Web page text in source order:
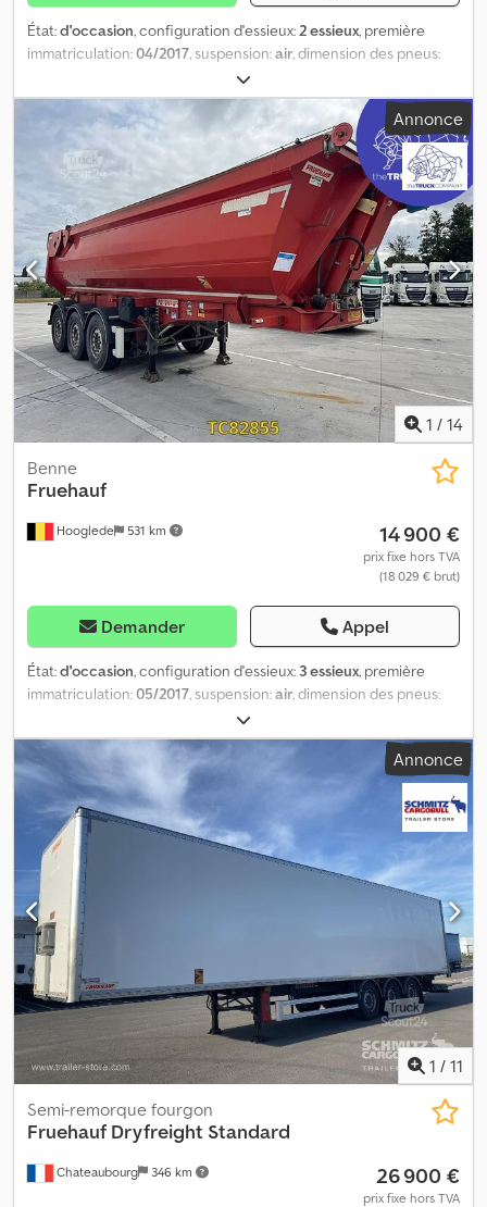
État:d'occasion, configuration d'essieux:2 essieux, première
immatriculation:04/2017, suspension:air, dimension des pneus:
, Année de construction:
Configuration des essieux Dimension des pneus : 255/60R19.5
Marque des essieux : SAF Freins : freins à disque Suspension :
suspension pneumatique Essieu arrière 1 : double monte ; profil
pneu gauche intérieur : 6 mm ; profil pneu gauche extérieur : 5
mm ; profil pneu droit intérieur : 5 mm ; profil pneu droit extérieur :
5 mm Essieu arrière 2 : double monte ; profil pneu gauche
intérieur : 6 mm ; profil pneu gauche extérieur : 5 mm ; profil pneu
droit intérieur : 5 mm ; profil pneu droit extérieur : 6 mm Poids
Poids à vide : 4 360 kg Charge utile : 14 640 kg PTAC : 19 000 kg
État Credpfx Aijzrb Hmoyjf Dommages : aucun
Annonce
1 / 14
Hooglede 531 km
Benne
Fruehauf
14 900 €
prix fixe hors TVA
(18 029 € brut)
Demander Appel
État:d'occasion, configuration d'essieux: 3 essieux, première
immatriculation:05/2017, suspension:air, dimension des pneus:
, Année de construction:
Configuration des essieux Dimensions des pneus : 385/65 R22.5
Marque des essieux : SAF Freins : freins à disque Suspension :
suspension pneumatique Crjdpfx Aijzra D Deyjf Essieu arrière 1 :
jantes en alliage léger ; essieu relevable ; profondeur de la bande
de roulement à gauche : 12 mm ; profondeur de la bande de
roulement à droite : 10 mm Essieu arrière 2 : jantes en alliage
léger ; profondeur de la bande de roulement à gauche : 8 mm ;
profondeur de la bande de roulement à droite : 8 mm Essieu
arrière 3 : jantes en alliage léger ; profondeur de la bande de
roulement à gauche : 11 mm ; profondeur de la bande de
roulement à droite : 11 mm Poids Poids à vide : 6 800 kg Charge
utile : 31 200 kg PTAC (poids total autorisé en charge) : 38 000 kg
État Dommages : aucun
Annonce
1 / 11
Chateaubourg 346 km
Semi-remorque fourgon
Fruehauf Dryfreight Standard
26 900 €
prix fixe hors TVA